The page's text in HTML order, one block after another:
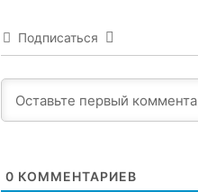
Подписаться
0 КОММЕНТАРИЕВ